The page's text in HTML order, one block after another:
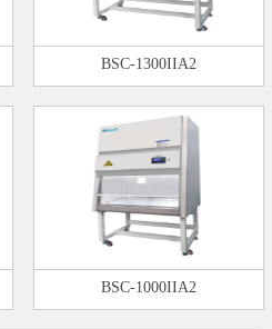
BSC-1300IIA2
BSC-1000IIA2